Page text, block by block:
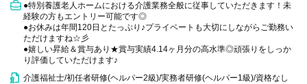
●特別養護老人ホームにおける介護業務全般に従事していただきます！未
経験の方もエントリー可能です◎
●お休みは年間120日とたっぷり♪プライベートも大切にしながらご勤務い
ただけますね☆彡
●嬉しい昇給＆賞与あり★賞与実績4.14ヶ月分の高水準◎頑張りをしっか
り評価していただけます♪
介護福祉士/初任者研修(ヘルパー2級)/実務者研修(ヘルパー1級)/資格なし